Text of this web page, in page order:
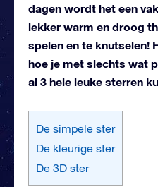
dagen wordt het een
lekker warm en droog
spelen en te knutselen!
hoe je met slechts wat
al 3 hele leuke sterren
De simpele ster
De kleurige ster
De 3D ster